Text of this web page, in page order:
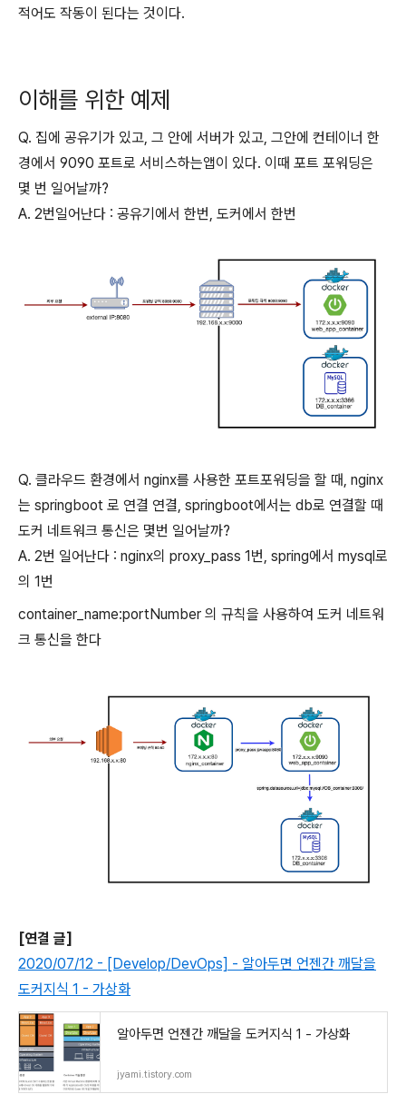
적어도 작동이 된다는 것이다.
이해를 위한 예제
Q. 집에 공유기가 있고, 그 안에 서버가 있고, 그안에 컨테이너 한
경에서 9090 포트로 서비스하는앱이 있다. 이때 포트 포워딩은
몇 번 일어날까?
A. 2번일어난다 : 공유기에서 한번, 도커에서 한번
Q. 클라우드 환경에서 nginx를 사용한 포트포워딩을 할 때, nginx
는 springboot 로 연결 연결, springboot에서는 db로 연결할 때
도커 네트워크 통신은 몇번 일어날까?
A. 2번 일어난다 : nginx의 proxy_pass 1번, spring에서 mysql로
의 1번
container_name:portNumber 의 규칙을 사용하여 도커 네트워
크 통신을 한다
[연결 글]
2020/07/12 - [Develop/DevOps] - 알아두면 언젠간 깨달을
도커지식 1 - 가상화
알아두면 언젠간 깨달을 도커지식 1 - 가상화
jyami.tistory.com